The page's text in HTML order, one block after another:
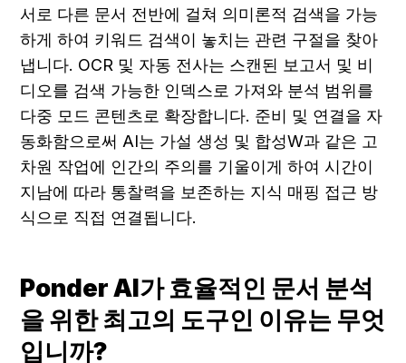
서로 다른 문서 전반에 걸쳐 의미론적 검색을 가능
하게 하여 키워드 검색이 놓치는 관련 구절을 찾아
냅니다. OCR 및 자동 전사는 스캔된 보고서 및 비
디오를 검색 가능한 인덱스로 가져와 분석 범위를
다중 모드 콘텐츠로 확장합니다. 준비 및 연결을 자
동화함으로써 AI는 가설 생성 및 합성W과 같은 고
차원 작업에 인간의 주의를 기울이게 하여 시간이
지남에 따라 통찰력을 보존하는 지식 매핑 접근 방
식으로 직접 연결됩니다.
Ponder AI가 효율적인 문서 분석
을 위한 최고의 도구인 이유는 무엇
입니까?